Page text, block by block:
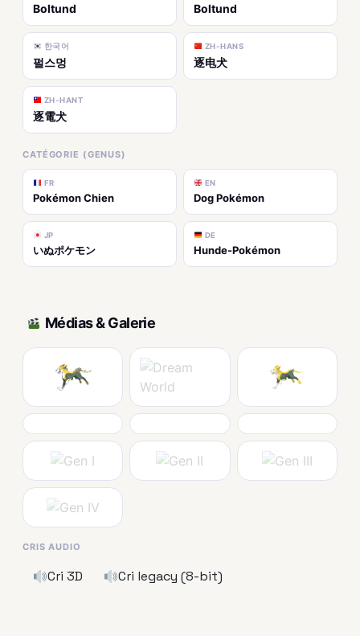
Boltund Boltund
한국어
펄스멍
ZH-HANS
逐电犬
ZH-HANT
逐電犬
CATÉGORIE (GENUS)
FR
Pokémon Chien
EN
Dog Pokémon
JP
いぬポケモン
DE
Hunde-Pokémon
Médias & Galerie
CRIS AUDIO
Cri 3D Cri legacy (8-bit)